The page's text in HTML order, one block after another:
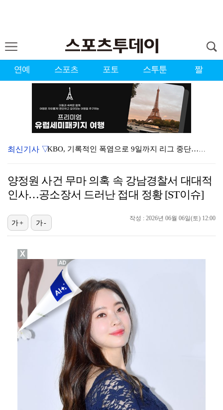
연예 스포츠 포토 스투툰 짤
KBO, 기록적인 폭염으로 9일까지 리그 중단…내달 6…
이강인, 드디어 아틀레티코 선수단과 만났다…시메오네 감…
"우산으로 때려"vs"그런 적 없다"…23기 부부 엇갈…
"기분 맞춰주려고" 축구협회, 외국인 심판 성접대 의혹…
최신기사 ▽
양정원 사건 무마 의혹 속 강남경찰서 대대적
인사…공소장서 드러난 접대 정황 [ST이슈]
작성 : 2026년 06월 06일(토) 12:00
가+ 가-
X